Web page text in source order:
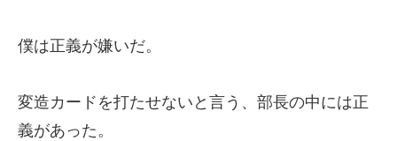
僕は正義が嫌いだ。
変造カードを打たせないと言う、部長の中には正
義があった。